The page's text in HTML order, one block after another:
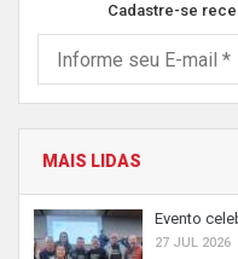
Cadastre-se
MAIS LIDAS
Evento
27 JUL 2026